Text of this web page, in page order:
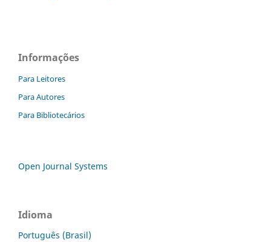
Informações
Para Leitores
Para Autores
Para Bibliotecários
Open Journal Systems
Idioma
Português (Brasil)